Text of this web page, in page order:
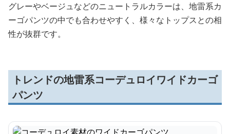
グレーやベージュなどのニュートラルカラーは、地雷系カ
ーゴパンツの中でも合わせやすく、様々なトップスとの相
性が抜群です。
トレンドの地雷系コーデュロイワイドカーゴ
パンツ